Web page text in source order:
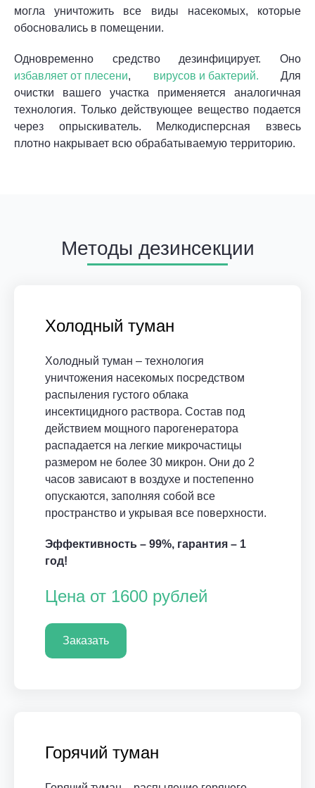
могла уничтожить все виды насекомых, которые
обосновались в помещении.
Одновременно средство дезинфицирует. Оно
избавляет от плесени, вирусов и бактерий. Для
очистки вашего участка применяется аналогичная
технология. Только действующее вещество подается
через опрыскиватель. Мелкодисперсная взвесь
плотно накрывает всю обрабатываемую территорию.
Методы дезинсекции
Холодный туман
Холодный туман – технология
уничтожения насекомых посредством
распыления густого облака
инсектицидного раствора. Состав под
действием мощного парогенератора
распадается на легкие микрочастицы
размером не более 30 микрон. Они до 2
часов зависают в воздухе и постепенно
опускаются, заполняя собой все
пространство и укрывая все поверхности.
Эффективность – 99%, гарантия – 1
год!
Цена от 1600 рублей
Заказать
Горячий туман